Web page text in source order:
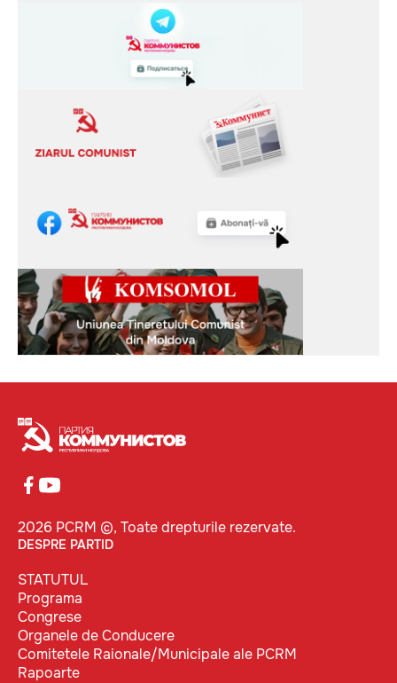
2026 PCRM ©, Toate drepturile rezervate.
DESPRE PARTID
STATUTUL
Programa
Congrese
Organele de Conducere
Comitetele Raionale/Municipale ale PCRM
Rapoarte